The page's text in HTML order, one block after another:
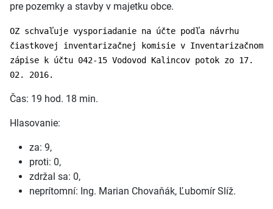
pre pozemky a stavby v majetku obce.
OZ schvaľuje vysporiadanie na účte podľa návrhu
čiastkovej inventarizačnej komisie v Inventarizačnom
zápise k účtu 042-15 Vodovod Kalincov potok zo 17.
02. 2016.
Čas: 19 hod. 18 min.
Hlasovanie:
za: 9,
proti: 0,
zdržal sa: 0,
neprítomní: Ing. Marian Chovaňák, Ľubomír Slíž.